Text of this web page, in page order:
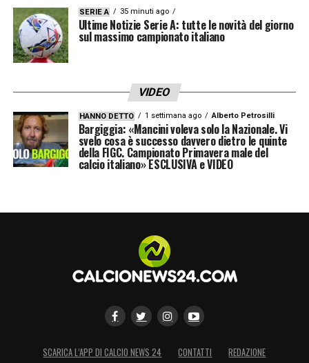
SERIE A 35 minuti ago
Ultime Notizie Serie A: tutte le novità del giorno
sul massimo campionato italiano
VIDEO
HANNO DETTO 1 settimana ago Alberto Petrosilli
Bargiggia: «Mancini voleva solo la Nazionale. Vi
svelo cosa è successo davvero dietro le quinte
della FIGC. Campionato Primavera male del
calcio italiano» ESCLUSIVA e VIDEO
SCARICA L’APP DI CALCIO NEWS 24 CONTATTI REDAZIONE